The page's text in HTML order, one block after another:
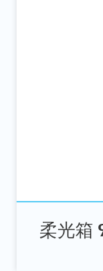
柔光箱